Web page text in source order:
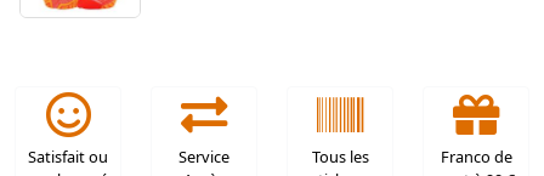
Satisfait ou
Service
Tous les
Franco de